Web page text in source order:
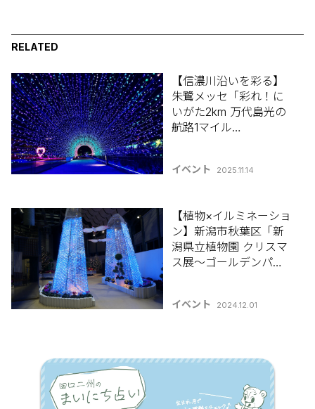
RELATED
【信濃川沿いを彩る】
朱鷺メッセ「彩れ！に
いがた2km 万代島光の
航路1マイル
ーション特集2025-
イベント 2025.11.14
【植物×イルミネーショ
ン】新潟市秋葉区「新
潟県立植物園 クリスマ
ス展～ゴールデンパー
ミネーション特集
イベント 2024.12.01